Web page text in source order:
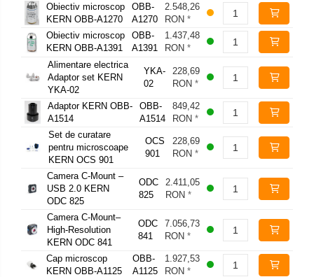
Obiectiv microscop
KERN OBB-A1270
OBB-
A1270
2.548,26
RON *
Obiectiv microscop
KERN OBB-A1391
OBB-
A1391
1.437,48
RON *
Alimentare electrica
Adaptor set KERN
YKA-02
YKA-
02
228,69
RON *
Adaptor KERN OBB-
A1514
OBB-
A1514
849,42
RON *
Set de curatare
pentru microscoape
KERN OCS 901
OCS
901
228,69
RON*
Camera C-Mount –
USB 2.0 KERN
ODC 825
ODC
825
2.411,05
RON *
Camera C-Mount–
High-Resolution
KERN ODC 841
ODC
841
7.056,73
RON *
Cap microscop
KERN OBB-A1125
OBB-
A1125
1.927,53
RON *